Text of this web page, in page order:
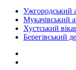
Ужгородський
Мукачівський
Хустський
Берегівський